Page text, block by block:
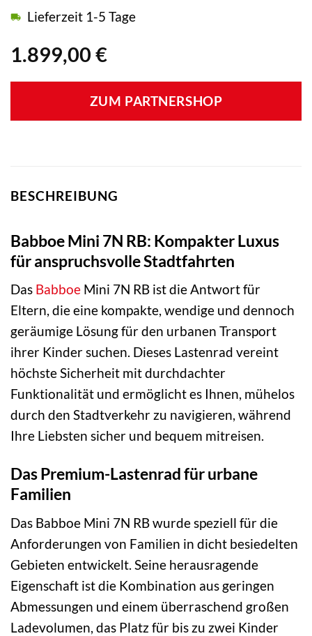
1.899,00 €
Lieferzeit 1-5 Tage
ZUM PARTNERSHOP
BESCHREIBUNG
Babboe Mini 7N RB: Kompakter Luxus
für anspruchsvolle Stadtfahrten
Das Babboe Mini 7N RB ist die Antwort für
Eltern, die eine kompakte, wendige und dennoch
geräumige Lösung für den urbanen Transport
ihrer Kinder suchen. Dieses Lastenrad vereint
höchste Sicherheit mit durchdachter
Funktionalität und ermöglicht es Ihnen, mühelos
durch den Stadtverkehr zu navigieren, während
Ihre Liebsten sicher und bequem mitreisen.
Das Premium-Lastenrad für urbane
Familien
Das Babboe Mini 7N RB wurde speziell für die
Anforderungen von Familien in dicht besiedelten
Gebieten entwickelt. Seine herausragende
Eigenschaft ist die Kombination aus geringen
Abmessungen und einem überraschend großen
Ladevolumen, das Platz für bis zu zwei Kinder